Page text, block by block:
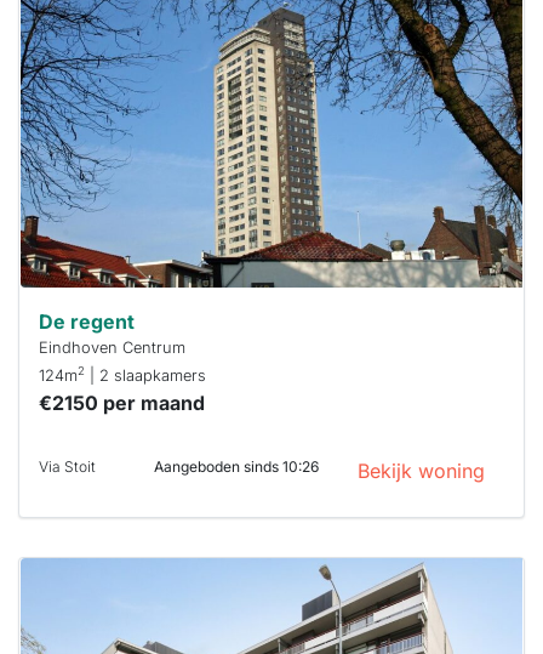
is
waarschijnlijk
al verhuurd
Om kans te
maken moet je
binnen 15
minuten
reageren.
Stekkies helpt
je hierbij!
De regent
Eindhoven Centrum
124m2 | 2 slaapkamers
€2150 per maand
Via Stoit Aangeboden sinds 10:26 Bekijk woning
al verhuurd